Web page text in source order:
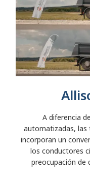
A diferencia
automatizadas, las
incorporan un
los conductores
preocupación de